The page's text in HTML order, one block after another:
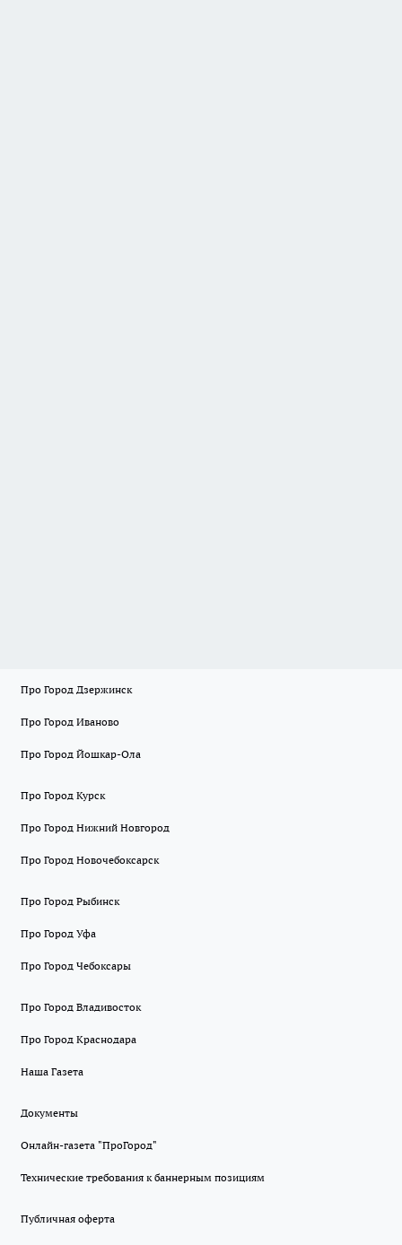
Про Город Дзержинск
Про Город Иваново
Про Город Йошкар-Ола
Про Город Курск
Про Город Нижний Новгород
Про Город Новочебоксарск
Про Город Рыбинск
Про Город Уфа
Про Город Чебоксары
Про Город Владивосток
Про Город Краснодара
Наша Газета
Документы
Онлайн-газета "ПроГород"
Технические требования к баннерным позициям
Публичная оферта